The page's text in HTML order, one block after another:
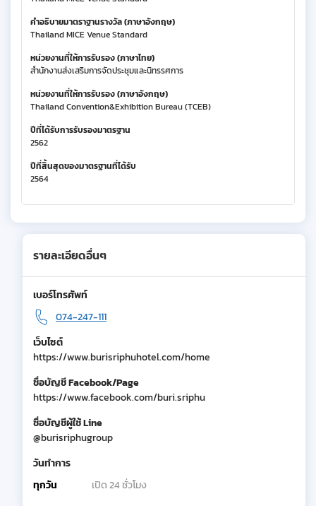
คำอธิบายมาตราฐานรางวัล (ภาษาอังกฤษ)
Thailand MICE Venue Standard
หน่วยงานที่ให้การรับรอง (ภาษาไทย)
สำนักงานส่งเสริมการจัดประชุมและนิทรรศการ
หน่วยงานที่ให้การรับรอง (ภาษาอังกฤษ)
Thailand Convention&Exhibition Bureau (TCEB)
ปีที่ได้รับการรับรองมาตรฐาน
2562
ปีที่สิ้นสุดของมาตรฐานที่ได้รับ
2564
รายละเอียดอื่นๆ
เบอร์โทรศัพท์
074-247-111
เว็บไซต์
https://www.burisriphuhotel.com/home
ชื่อบัญชี Facebook/Page
https://www.facebook.com/buri.sriphu
ชื่อบัญชีผู้ใช้ Line
@burisriphugroup
วันทำการ
ทุกวัน
เปิด 24 ชั่วโมง